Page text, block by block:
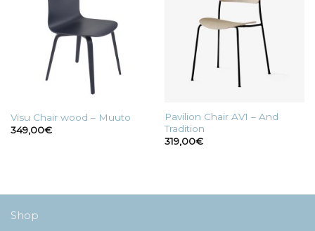
Visu Chair wood – Muuto
349,00€
Pavilion Chair AV1 – And
Tradition
319,00€
Shop